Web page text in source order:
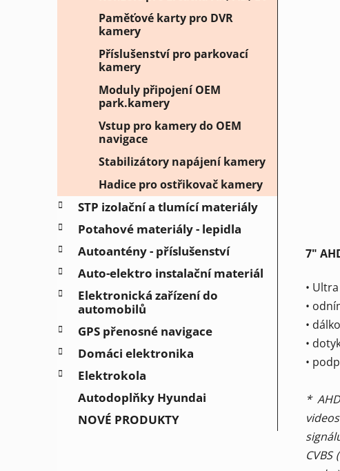
Paměťové karty pro DVR
kamery
Příslušenství pro parkovací
kamery
Moduly připojení OEM
park.kamery
Vstup pro kamery do OEM
navigace
Stabilizátory napájení kamery
Hadice pro ostřikovač kamery
STP izolační a tlumící materiály
Potahové materiály - lepidla
Autoantény - příslušenství
Auto-elektro instalační materiál
Elektronická zařízení do
automobilů
GPS přenosné navigace
Domáci elektronika
Elektrokola
Autodoplňky Hyundai
NOVÉ PRODUKTY
7"
•
•
•
•
•
*